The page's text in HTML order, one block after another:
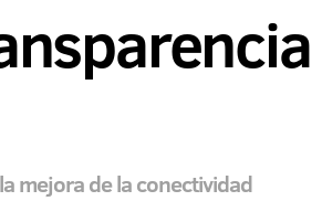
mejora de la conectividad